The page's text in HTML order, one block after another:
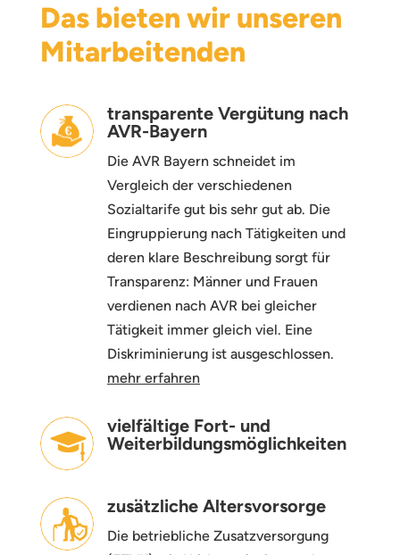
Das bieten wir unseren
Mitarbeitenden
transparente Vergütung nach
AVR-Bayern
Die AVR Bayern schneidet im
Vergleich der verschiedenen
Sozialtarife gut bis sehr gut ab. Die
Eingruppierung nach Tätigkeiten und
deren klare Beschreibung sorgt für
Transparenz: Männer und Frauen
verdienen nach AVR bei gleicher
Tätigkeit immer gleich viel. Eine
Diskriminierung ist ausgeschlossen.
mehr erfahren
vielfältige Fort- und
Weiterbildungsmöglichkeiten
zusätzliche Altersvorsorge
Die betriebliche Zusatzversorgung